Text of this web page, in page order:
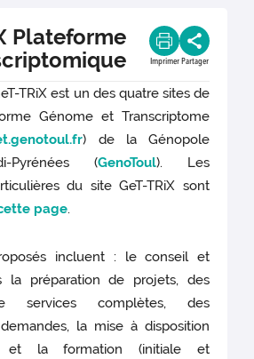
Plateforme
Imprimer Partager
TRiX est un des quatre sites de
Génome et Transcriptome
) de la Génopole
Pyrénées (GenoToul). Les
du site GeT-TRiX sont
page.
incluent : le conseil et
la préparation de projets, des
services complètes, des
la mise à disposition
et la formation (initiale et